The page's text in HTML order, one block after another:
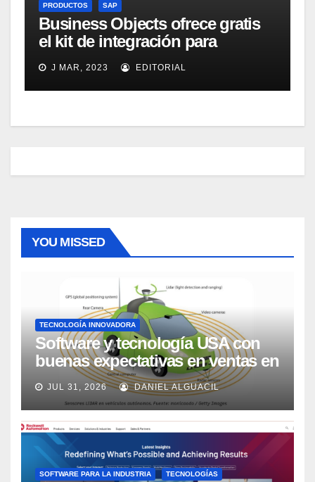
PRODUCTOS SAP
Business Objects ofrece gratis
el kit de integración para
Micrososft Office SharePoint
Server 2007
J MAR, 2023 EDITORIAL
YOU MISSED
TECNOLOGÍA INNOVADORA
Software y tecnología USA con
buenas expectativas en ventas en
los próximos 2 años, según
Market Watch
JUL 31, 2026 DANIEL ALGUACIL
SOFTWARE PARA LA INDUSTRIA TECNOLOGÍAS